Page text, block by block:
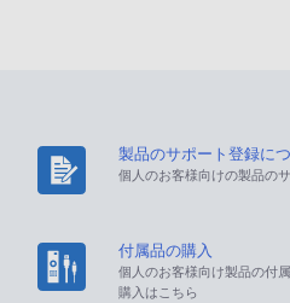
製品のサポート登録に
個人のお客様向けの製品の
付属品の購入
個人のお客様向け製品の付
購入はこちら